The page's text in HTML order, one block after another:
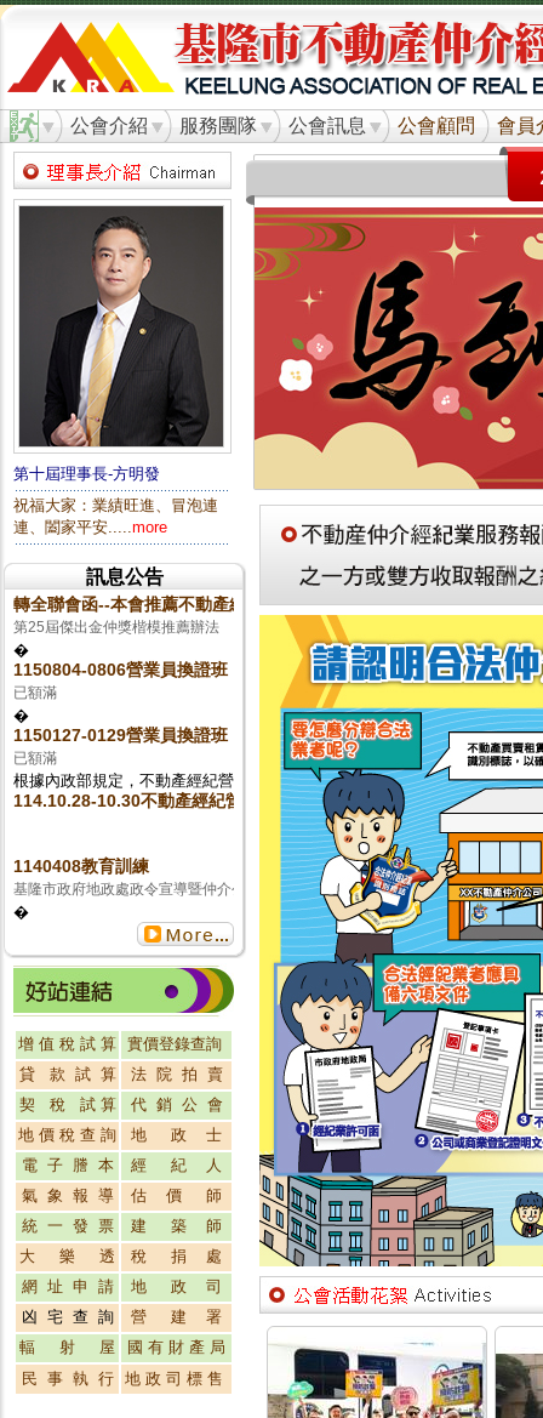
公會介紹 服務團隊 公會訊息 公會顧問 會員
第十屆理事長-方明發
祝福大家：業績旺進、冒泡連
連、闔家平安.....more
訊息公告
轉全聯會函--本會推薦不動產經紀業組&營業員組
第25屆傑出金仲獎楷模推薦辦法
�
1150804-0806營業員換證班
已額滿
�
1150127-0129營業員換證班
已額滿
根據內政部規定，不動產經紀營業員需每4年完成 20 小�
114.10.28-10.30不動產經紀營業員複訓
1140408教育訓練
基隆市政府地政處政令宣導暨仲介公會教育訓練
�
更多...
增 值 稅 試 算 實價登錄查詢
貸 款 試 算
法 院 拍 賣
契 稅 試 算
代 銷 公 會
地 價 稅 查 詢
地 政 士
電 子 謄 本
經 紀 人
氣 象 報 導
估 價 師
統 一 發 票
建 築 師
大 樂 透
稅 捐 處
網 址 申 請
地 政 司
凶 宅 查 詢
營 建 署
輻 射 屋
國 有 財 產 局
民 事 執 行
地 政 司 標 售